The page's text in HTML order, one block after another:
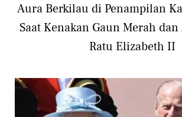
Aura Berkilau di Penampilan
Saat Kenakan Gaun Merah
Ratu Elizabeth II